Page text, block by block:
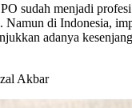
sudah menjadi
Namun di Indonesia,
adanya
Akbar